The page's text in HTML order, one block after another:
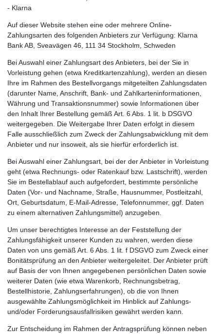
- Klarna
Auf dieser Website stehen eine oder mehrere Online-
Zahlungsarten des folgenden Anbieters zur Verfügung: Klarna
Bank AB, Sveavägen 46, 111 34 Stockholm, Schweden
Bei Auswahl einer Zahlungsart des Anbieters, bei der Sie in
Vorleistung gehen (etwa Kreditkartenzahlung), werden an diesen
Ihre im Rahmen des Bestellvorgangs mitgeteilten Zahlungsdaten
(darunter Name, Anschrift, Bank- und Zahlkarteninformationen,
Währung und Transaktionsnummer) sowie Informationen über
den Inhalt Ihrer Bestellung gemäß Art. 6 Abs. 1 lit. b DSGVO
weitergegeben. Die Weitergabe Ihrer Daten erfolgt in diesem
Falle ausschließlich zum Zweck der Zahlungsabwicklung mit dem
Anbieter und nur insoweit, als sie hierfür erforderlich ist.
Bei Auswahl einer Zahlungsart, bei der der Anbieter in Vorleistung
geht (etwa Rechnungs- oder Ratenkauf bzw. Lastschrift), werden
Sie im Bestellablauf auch aufgefordert, bestimmte persönliche
Daten (Vor- und Nachname, Straße, Hausnummer, Postleitzahl,
Ort, Geburtsdatum, E-Mail-Adresse, Telefonnummer, ggf. Daten
zu einem alternativen Zahlungsmittel) anzugeben.
Um unser berechtigtes Interesse an der Feststellung der
Zahlungsfähigkeit unserer Kunden zu wahren, werden diese
Daten von uns gemäß Art. 6 Abs. 1 lit. f DSGVO zum Zweck einer
Bonitätsprüfung an den Anbieter weitergeleitet. Der Anbieter prüft
auf Basis der von Ihnen angegebenen persönlichen Daten sowie
weiterer Daten (wie etwa Warenkorb, Rechnungsbetrag,
Bestellhistorie, Zahlungserfahrungen), ob die von Ihnen
ausgewählte Zahlungsmöglichkeit im Hinblick auf Zahlungs-
und/oder Forderungsausfallrisiken gewährt werden kann.
Zur Entscheidung im Rahmen der Antragsprüfung können neben